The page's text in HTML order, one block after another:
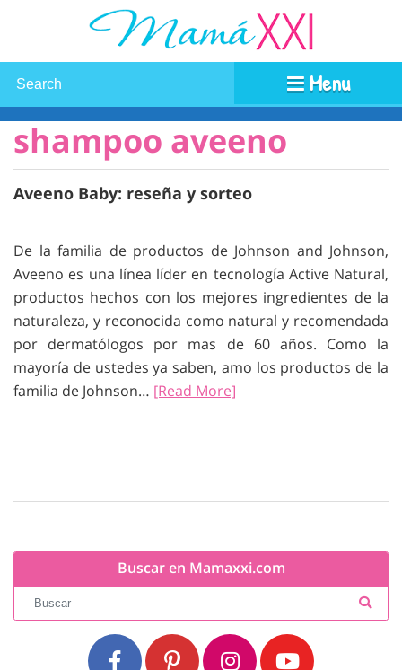
Menu
shampoo aveeno
Aveeno Baby: reseña y sorteo
De la familia de productos de Johnson and Johnson,
Aveeno es una línea líder en tecnología Active Natural,
productos hechos con los mejores ingredientes de la
naturaleza, y reconocida como natural y recomendada
por dermatólogos por mas de 60 años. Como la
mayoría de ustedes ya saben, amo los productos de la
familia de Johnson… [Read More]
Buscar en Mamaxxi.com